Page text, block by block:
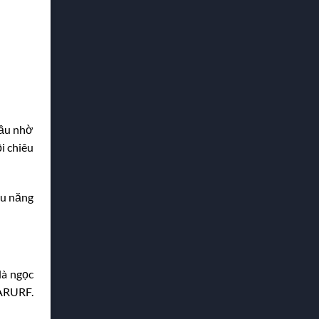
nhờ
chiêu
năng
ngọc